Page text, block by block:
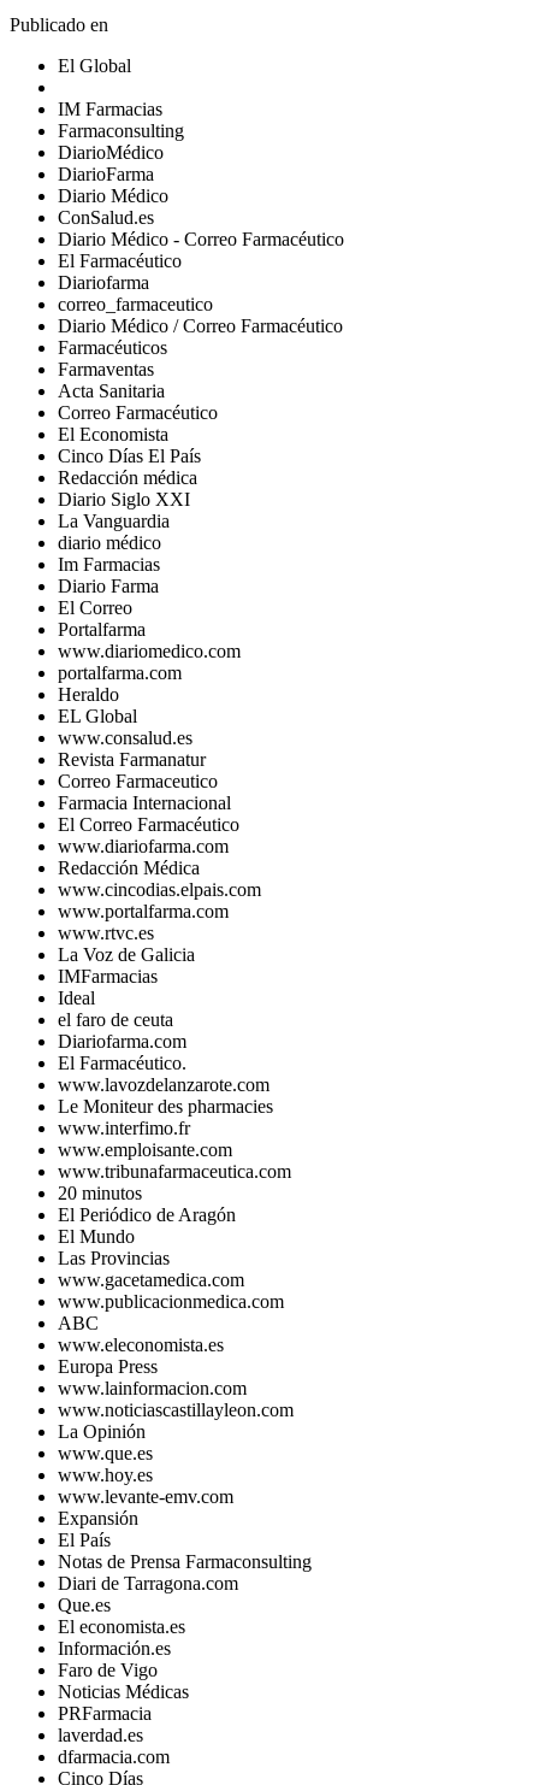
Publicado en
El Global
IM Farmacias
Farmaconsulting
DiarioMédico
DiarioFarma
Diario Médico
ConSalud.es
Diario Médico - Correo Farmacéutico
El Farmacéutico
Diariofarma
correo_farmaceutico
Diario Médico / Correo Farmacéutico
Farmacéuticos
Farmaventas
Acta Sanitaria
Correo Farmacéutico
El Economista
Cinco Días El País
Redacción médica
Diario Siglo XXI
La Vanguardia
diario médico
Im Farmacias
Diario Farma
El Correo
Portalfarma
www.diariomedico.com
portalfarma.com
Heraldo
EL Global
www.consalud.es
Revista Farmanatur
Correo Farmaceutico
Farmacia Internacional
El Correo Farmacéutico
www.diariofarma.com
Redacción Médica
www.cincodias.elpais.com
www.portalfarma.com
www.rtvc.es
La Voz de Galicia
IMFarmacias
Ideal
el faro de ceuta
Diariofarma.com
El Farmacéutico.
www.lavozdelanzarote.com
Le Moniteur des pharmacies
www.interfimo.fr
www.emploisante.com
www.tribunafarmaceutica.com
20 minutos
El Periódico de Aragón
El Mundo
Las Provincias
www.gacetamedica.com
www.publicacionmedica.com
ABC
www.eleconomista.es
Europa Press
www.lainformacion.com
www.noticiascastillayleon.com
La Opinión
www.que.es
www.hoy.es
www.levante-emv.com
Expansión
El País
Notas de Prensa Farmaconsulting
Diari de Tarragona.com
Que.es
El economista.es
Información.es
Faro de Vigo
Noticias Médicas
PRFarmacia
laverdad.es
dfarmacia.com
Cinco Días